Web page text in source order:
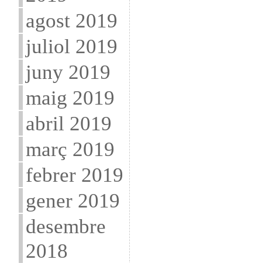
agost 2019
juliol 2019
juny 2019
maig 2019
abril 2019
març 2019
febrer 2019
gener 2019
desembre
2018